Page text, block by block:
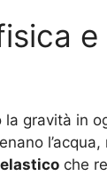
gravità in
che